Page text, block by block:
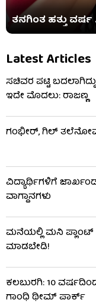
ತನಗಿಂತ ಹತ್ತು ವರ್ಷ
Latest Articles
ಸಚಿವರ ಪಟ್ಟಿ
ಇದೇ ಮೊದಲು: ರಾಜಣ್ಣ
ಗಂಭೀರ್, ಗಿಲ್
ವಿದ್ಯಾರ್ಥಿಗಳಿಗೆ
ವಾಗ್ದಾನಗಳು
ಮನೆಯಲ್ಲಿ ಮನಿ ಪ್ಲಾಂಟ್
ಮಾಡಬೇಡಿ!
ಕಲಬುರಗಿ: 10
ಗಾಂಧಿ ಥೀಮ್ ಪಾರ್ಕ್